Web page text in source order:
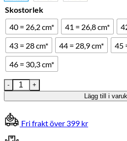
Skostorlek
40 = 26,2 cm*
41 = 26,8 cm*
43 = 28 cm*
44 = 28,9 cm*
45
46 = 30,3 cm*
Embla Herrsandal Sand Mocka mängd
Lägg till i
Fri frakt över 399 kr